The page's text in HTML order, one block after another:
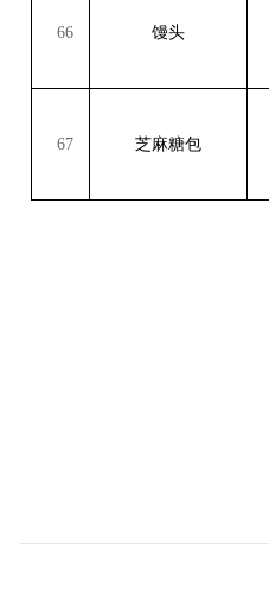
66 馒头
67 芝麻糖包